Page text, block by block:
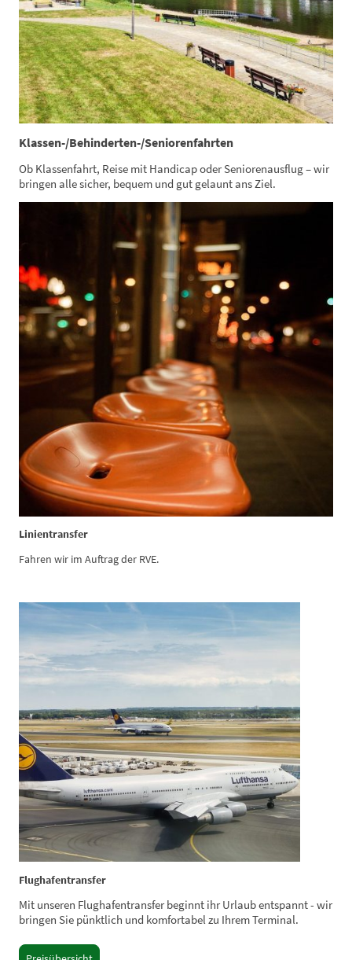
Klassen-/Behinderten-/Seniorenfahrten
Ob Klassenfahrt, Reise mit Handicap oder Seniorenausflug – wir
bringen alle sicher, bequem und gut gelaunt ans Ziel.
Linientransfer
Fahren wir im Auftrag der RVE.
Flughafentransfer
Mit unseren Flughafentransfer beginnt ihr Urlaub entspannt - wir
bringen Sie pünktlich und komfortabel zu Ihrem Terminal.